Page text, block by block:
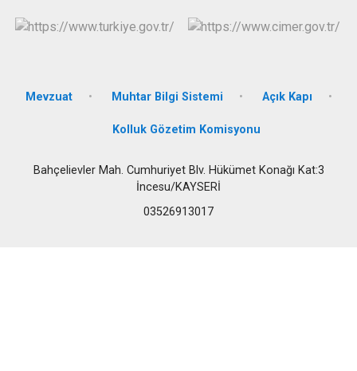
Mevzuat Muhtar Bilgi Sistemi Açık Kapı
Kolluk Gözetim Komisyonu
Bahçelievler Mah. Cumhuriyet Blv. Hükümet Konağı Kat:3
İncesu/KAYSERİ
03526913017